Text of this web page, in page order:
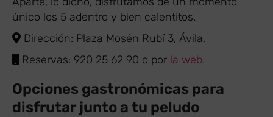
único los 5 adentro y bien calentitos.
Dirección: Plaza Mosén Rubí 3, Ávila.
Reservas: 920 25 62 90 o por la web.
Opciones gastronómicas para
disfrutar junto a tu peludo